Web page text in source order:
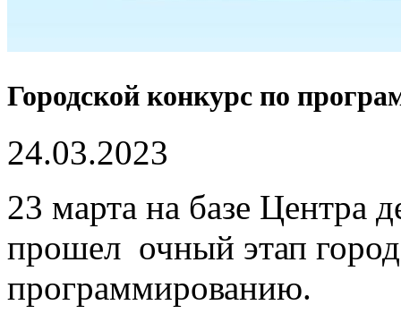
Городской конкурс по
24.03.2023
23 марта на базе Центра
прошел очный этап
программированию.